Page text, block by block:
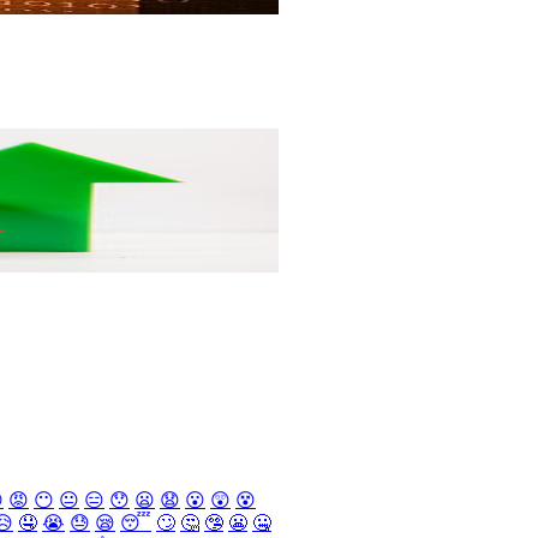
😡 😶 😐 😑 😯 😦 😧 😮 😲 😵
🤤 😭 😓 😪 😴 🙄 🤔 🤥 😬 🤐